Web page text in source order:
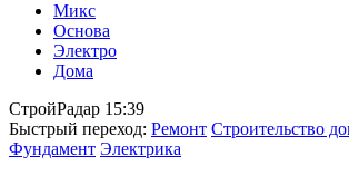
Микс
Основа
Электро
Дома
СтройРадар 15:39
Быстрый переход: Ремонт Строительство
Фундамент Электрика